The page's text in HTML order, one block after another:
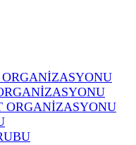
ORGANİZASYONU